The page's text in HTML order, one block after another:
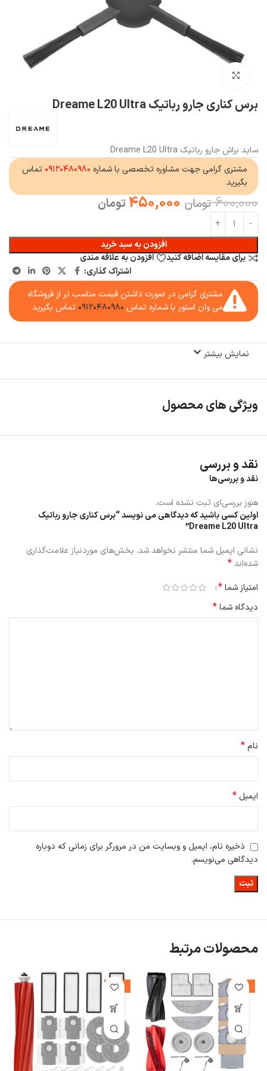
برس کناری جارو رباتیک Dreame L20 Ultra
ساید براش جارو رباتیک Dreame L20 Ultra
مشتری گرامی جهت مشاوره تخصصی با شماره ۰۹۱۲۰۴۸۰۹۸۰ تماس
بگیرید
600,000 تومان 450,000 تومان
افزودن به سبد خرید
برای مقایسه اضافه کنید
افزودن به علاقه مندی
اشتراک گذاری:
مشتری گرامی در صورت داشتن قیمت مناسب تر از فروشگاه
می وان استور با شماره تماس ۰۹۱۲۰۴۸۰۹۸۰ تماس بگیرید
نمایش بیشتر
ویژگی های محصول
نقد و بررسی
نقد و بررسی‌ها
هنوز بررسی‌ای ثبت نشده است.
اولین کسی باشید که دیدگاهی می نویسد “برس کناری جارو رباتیک
Dreame L20 Ultra”
نشانی ایمیل شما منتشر نخواهد شد. بخش‌های موردنیاز علامت‌گذاری
شده‌اند*
امتیاز شما*
دیدگاه شما*
نام*
ایمیل *
ذخیره نام، ایمیل و وبسایت من در مرورگر برای زمانی که دوباره
دیدگاهی می‌نویسم.
محصولات مرتبط
-22%
-24%